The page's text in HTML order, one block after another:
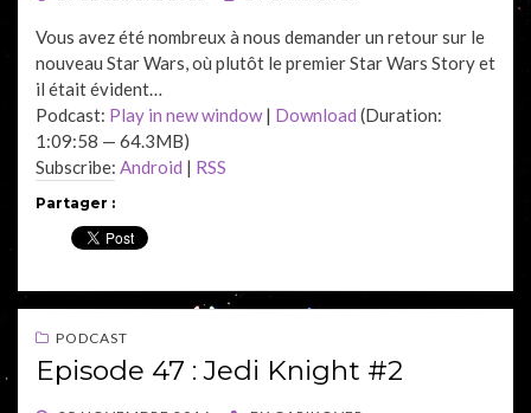
Vous avez été nombreux à nous demander un retour sur le
nouveau Star Wars, où plutôt le premier Star Wars Story et
il était évident…
Podcast: Play in new window| Download (Duration:
1:09:58 — 64.3MB)
Subscribe: Android | RSS
Partager :
PODCAST
Episode 47 : Jedi Knight #2